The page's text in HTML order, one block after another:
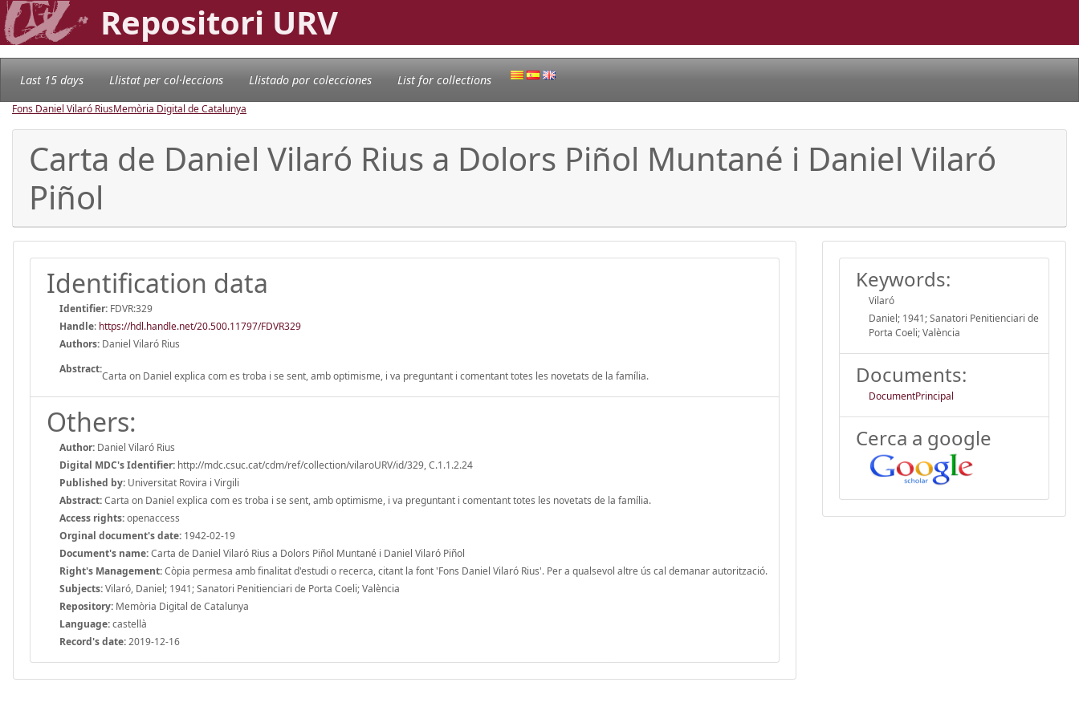
Repositori URV
Last 15 days Llistat per col·leccions Llistado por colecciones List for collections
Fons Daniel Vilaró RiusMemòria Digital de Catalunya
Carta de Daniel Vilaró Rius a Dolors Piñol Muntané i Daniel Vilaró
Piñol
Identification data
Identifier: FDVR:329
Handle: https://hdl.handle.net/20.500.11797/FDVR329
Authors: Daniel Vilaró Rius
Abstract:
Carta on Daniel explica com es troba i se sent, amb optimisme, i va preguntant i comentant totes les novetats de la família.
Others:
Author: Daniel Vilaró Rius
Digital MDC's Identifier: http://mdc.csuc.cat/cdm/ref/collection/vilaroURV/id/329, C.1.1.2.24
Published by: Universitat Rovira i Virgili
Abstract:Carta on Daniel explica com es troba i se sent, amb optimisme, i va preguntant i comentant totes les novetats de la família.
Access rights:openaccess
Orginal document's date: 1942-02-19
Document's name:Carta de Daniel Vilaró Rius a Dolors Piñol Muntané i Daniel Vilaró Piñol
Right's Management:Còpia permesa amb finalitat d'estudi o recerca, citant la font 'Fons Daniel Vilaró Rius'. Per a qualsevol altre ús cal demanar autorització.
Subjects:Vilaró, Daniel; 1941; Sanatori Penitienciari de Porta Coeli; València
Repository: Memòria Digital de Catalunya
Language:castellà
Record's date:2019-12-16
Keywords:
Vilaró
Daniel; 1941; Sanatori Penitienciari de
Porta Coeli; València
Documents:
DocumentPrincipal
Cerca a google